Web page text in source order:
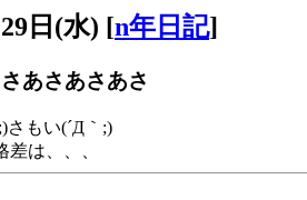
日(水) [n年日記]
あさあさあさ
さもい(´Д｀;)
差は、、、